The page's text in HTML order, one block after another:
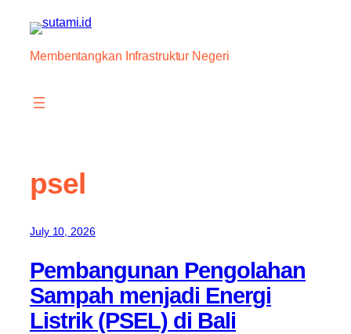
content
Membentangkan Infrastruktur Negeri
psel
July 10, 2026
Pembangunan Pengolahan
Sampah menjadi Energi
Listrik (PSEL) di Bali